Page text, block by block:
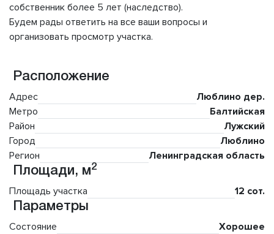
собственник более 5 лет (наследство).
Будем рады ответить на все ваши вопросы и
организовать просмотр участка.
Расположение
Адрес
Люблино дер.
Метро
Балтийская
Район
Лужский
Город
Люблино
Регион
Ленинградская область
Площади, м2
Площадь участка
12 сот.
Параметры
Состояние
Хорошее